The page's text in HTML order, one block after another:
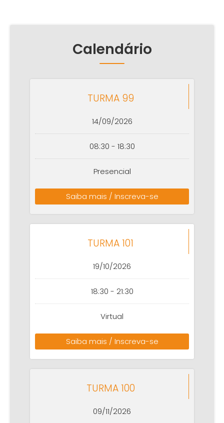
Calendário
TURMA 99
14/09/2026
08:30 - 18:30
Presencial
Saiba mais / Inscreva-se
TURMA 101
19/10/2026
18:30 - 21:30
Virtual
Saiba mais / Inscreva-se
TURMA 100
09/11/2026